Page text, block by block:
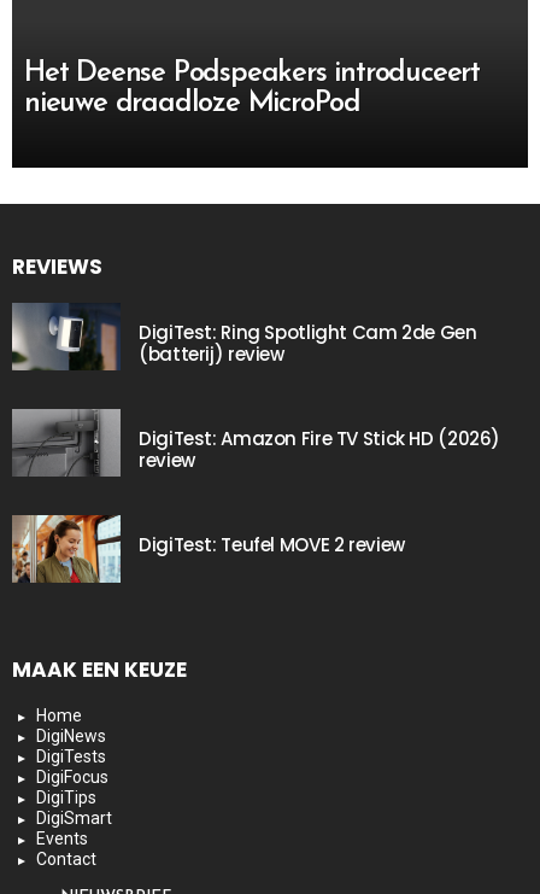
Het Deense Podspeakers introduceert
nieuwe draadloze MicroPod
REVIEWS
DigiTest: Ring Spotlight Cam 2de Gen
(batterij) review
DigiTest: Amazon Fire TV Stick HD (2026)
review
DigiTest: Teufel MOVE 2 review
MAAK EEN KEUZE
Home
DigiNews
DigiTests
DigiFocus
DigiTips
DigiSmart
Events
Contact